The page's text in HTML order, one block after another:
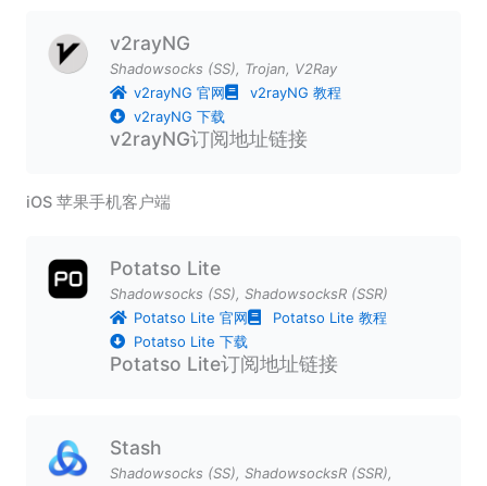
v2rayNG
Shadowsocks (SS), Trojan, V2Ray
v2rayNG 官网
v2rayNG 教程
v2rayNG 下载
v2rayNG订阅地址链接
iOS 苹果手机客户端
Potatso Lite
Shadowsocks (SS), ShadowsocksR (SSR)
Potatso Lite 官网
Potatso Lite 教程
Potatso Lite 下载
Potatso Lite订阅地址链接
Stash
Shadowsocks (SS), ShadowsocksR (SSR),